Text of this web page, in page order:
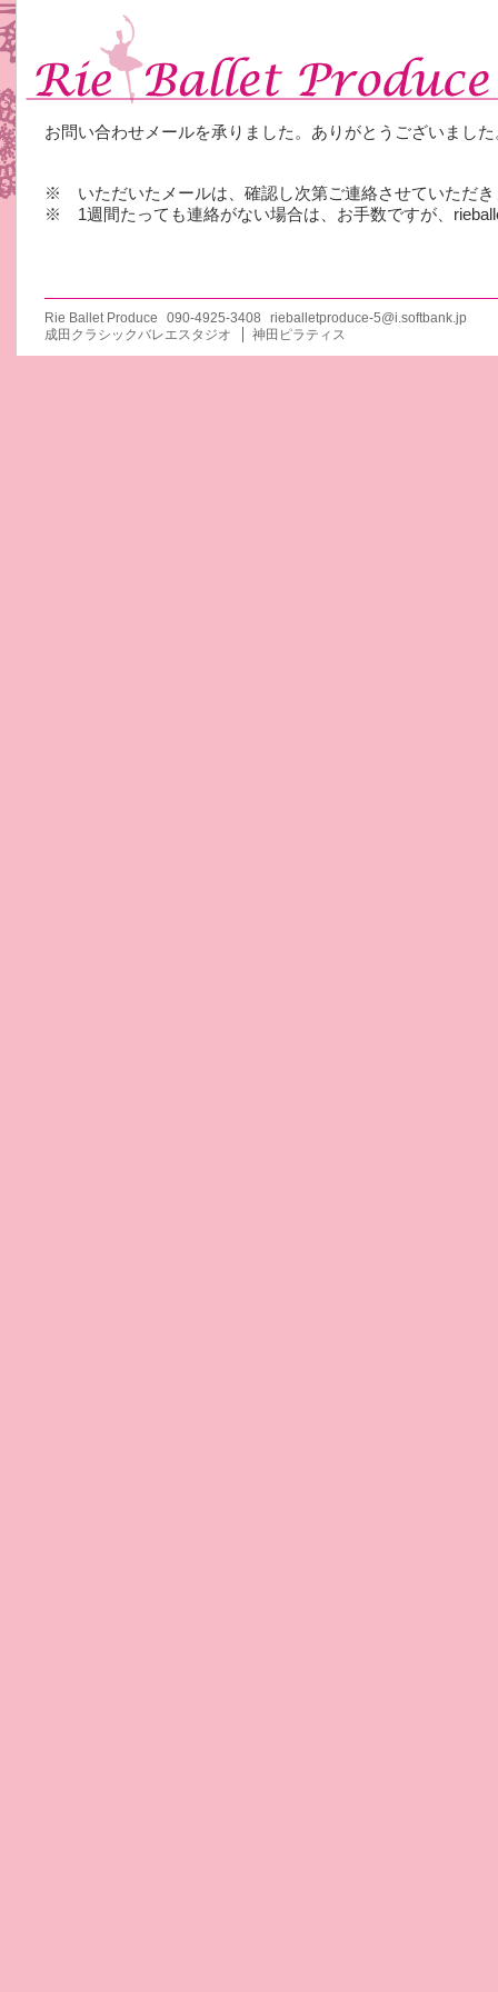
お問い合わせメールを承りました。ありがとうございました
※ いただいたメールは、確認し次第ご連絡させていただき
※ 1週間たっても連絡がない場合は、お手数ですが、
Rie Ballet Produce 090-4925-3408
rieballetproduce-5@i.softbank.jp
成田クラシックバレエスタジオ
神田ピラティス